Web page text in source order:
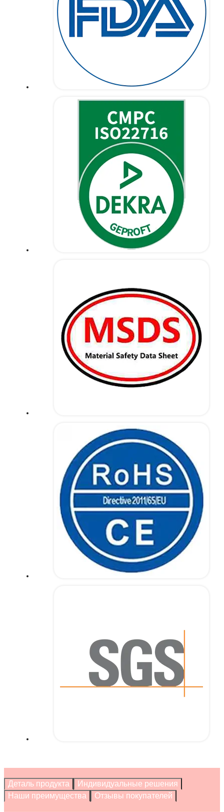
Деталь продукта
Индивидуальные решения
Наши преимущества
Отзывы покупателей